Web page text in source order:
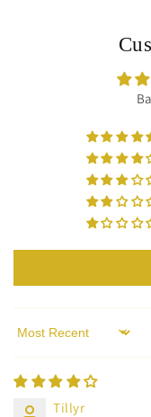
Sort by
Tillyr